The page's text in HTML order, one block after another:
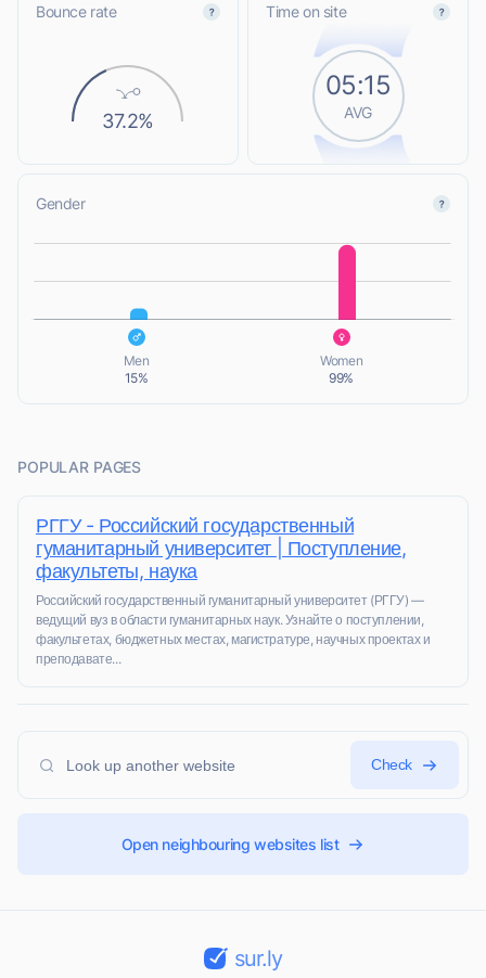
Bounce rate
37.2%
Time on site
05:15
AVG
Gender
L
Men
15%
Women
99%
POPULAR PAGES
РГГУ - Российский государственный
гуманитарный университет | Поступление,
факультеты, наука
Российский государственный гуманитарный университет (РГГУ) —
ведущий вуз в области гуманитарных наук. Узнайте о поступлении,
факультетах, бюджетных местах, магистратуре, научных проектах и
преподавате...
Check
Open neighbouring websites list
sur.ly